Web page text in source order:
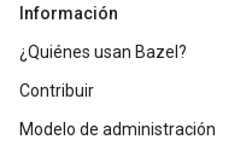
Información
¿Quiénes usan Bazel?
Contribuir
Modelo de administración